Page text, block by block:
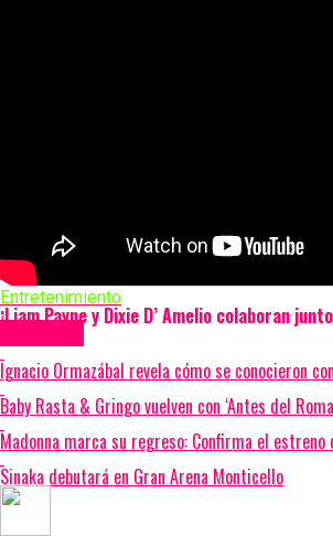
Entretenimiento
¡Liam Payne y Dixie D’ Amelio colaboran
Ignacio Ormazábal revela cómo se conocieron
Baby Rasta & Gringo vuelven con ‘Antes del
Madonna marca su regreso: Confirma el estreno
Sinaka debutará en Gran Arena Monticello